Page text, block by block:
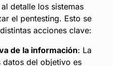
detalle los sistemas
el pentesting. Esto se
acciones clave:
de la información: La
del objetivo es